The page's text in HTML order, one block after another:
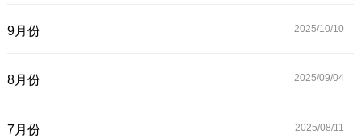
2025/10/10
9月份
2025/09/04
8月份
2025/08/11
7月份